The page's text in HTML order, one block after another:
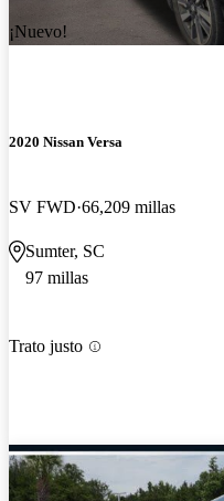
¡Nuevo!
2020 Nissan Versa
SV FWD 66,209 millas
Sumter, SC
97 millas
Trato justo